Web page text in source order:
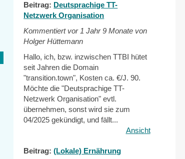
Beitrag: Deutsprachige TT-
Netzwerk Organisation
Kommentiert vor 1 Jahr 9 Monate von
Holger Hüttemann
Hallo, ich, bzw. inzwischen TTBI hütet
seit Jahren die Domain
"transition.town", Kosten ca. €/J. 90.
Möchte die "Deutsprachige TT-
Netzwerk Organisation" evtl.
übernehmen, sonst wird sie zum
04/2025 gekündigt, und fällt...
Ansicht
Beitrag:(Lokale) Ernährung